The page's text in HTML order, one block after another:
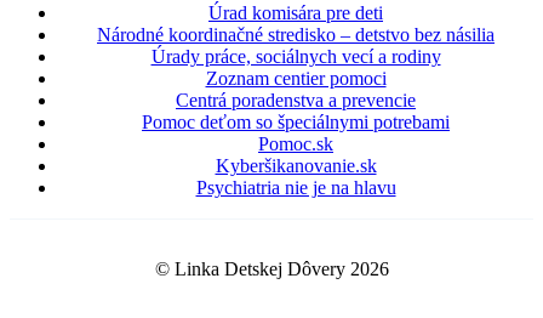
Úrad komisára pre deti
Národné koordinačné stredisko – detstvo bez násilia
Úrady práce, sociálnych vecí a rodiny
Zoznam centier pomoci
Centrá poradenstva a prevencie
Pomoc deťom so špeciálnymi potrebami
Pomoc.sk
Kyberšikanovanie.sk
Psychiatria nie je na hlavu
© Linka Detskej Dôvery 2026